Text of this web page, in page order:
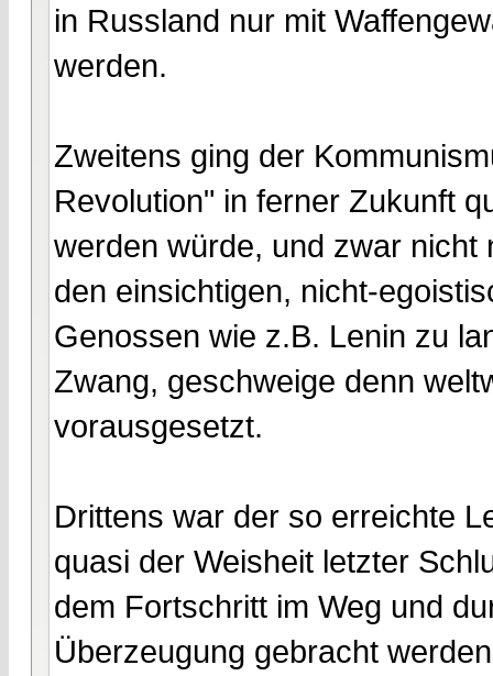
in Russland nur mit
werden.
Zweitens ging der
Revolution" in ferner Zukunft
werden würde, und zwar
den einsichtigen, nicht-
Genossen wie z.B. Lenin zu
Zwang, geschweige denn
vorausgesetzt.
Drittens war der so erreichte
quasi der Weisheit letzter
dem Fortschritt im Weg und
Überzeugung gebracht